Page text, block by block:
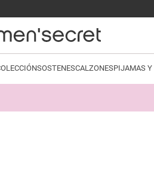
SOSTENESCALZONESPIJAMAS Y